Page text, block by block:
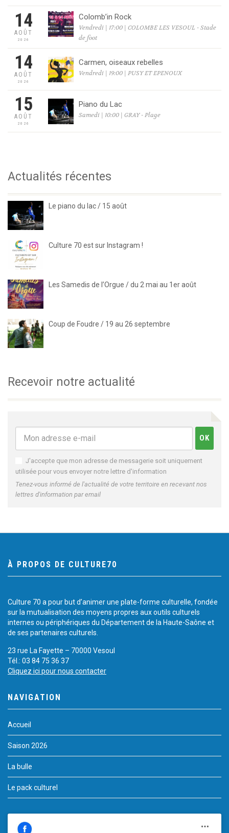
14
AOÛT
2026
Colomb’in Rock
Vendredi | 17:00 | COLOMBE LES VESOUL - Stade
de foot
14
AOÛT
2026
Carmen, oiseaux rebelles
Vendredi | 19:00 | PUSY ET EPENOUX
15
AOÛT
2026
Piano du Lac
Samedi | 10:00 | GRAY - Plage
Actualités récentes
Le piano du lac / 15 août
Culture 70 est sur Instagram !
Les Samedis de l’Orgue / du 2 mai au 1er août
Coup de Foudre / 19 au 26 septembre
Recevoir notre actualité
J'accepte que mon adresse de messagerie soit uniquement
utilisée pour vous envoyer notre lettre d'information
Tenez-vous informé de l'actualité de votre territoire en recevant nos
lettres d'information par email
À PROPOS DE CULTURE70
Culture 70 a pour but d’animer une plate-forme culturelle, fondée
sur la mutualisation des moyens propres aux outils culturels
internes ou périphériques du Département de la Haute-Saône et
de ses partenaires culturels.
23 rue La Fayette – 70000 Vesoul
Tél.: 03 84 75 36 37
Cliquez ici pour nous contacter
NAVIGATION
Accueil
Saison 2026
La bulle
Le pack culturel